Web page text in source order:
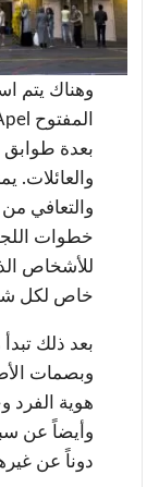
وهناك يتم
بعدة
والعائلات.
والتعافي
خطوات
للأشخاص
خاص لكل
بعد ذلك
وبصمات
هوية الفرد
وأيضاً عن
دوناً عن